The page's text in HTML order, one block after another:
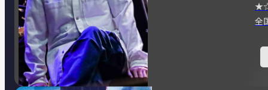
全